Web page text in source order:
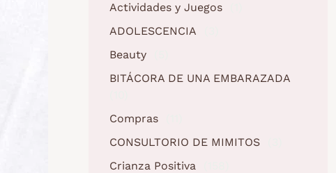
Actividades y Juegos
ADOLESCENCIA
Beauty
BITÁCORA DE UNA EMBARAZADA
Compras
CONSULTORIO DE MIMITOS
Crianza Positiva